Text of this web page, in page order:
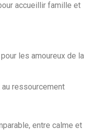
accueillir famille et
les amoureux de la
au ressourcement
entre calme et